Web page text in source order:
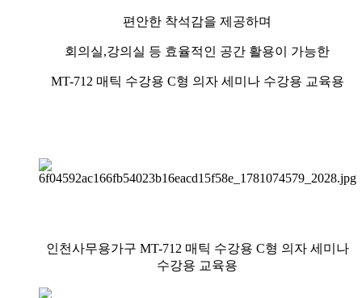
편안한 착석감을 제공하며
회의실,강의실 등 효율적인 공간 활용이 가능한
MT-712 매틱 수강용 C형 의자 세미나 수강용 교육용
인천사무용가구 MT-712 매틱 수강용 C형 의자 세미나
수강용 교육용